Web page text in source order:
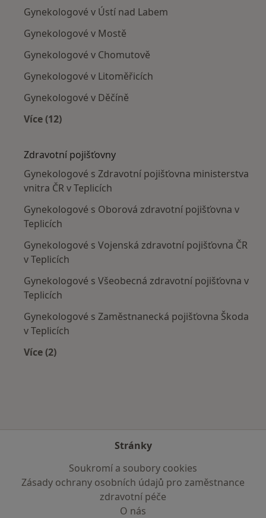
Gynekologové v Ústí nad Labem
Gynekologové v Mostě
Gynekologové v Chomutově
Gynekologové v Litoměřicích
Gynekologové v Děčíně
Více (12)
Zdravotní pojišťovny
Gynekologové s Zdravotní pojišťovna ministerstva
vnitra ČR v Teplicích
Gynekologové s Oborová zdravotní pojišťovna v
Teplicích
Gynekologové s Vojenská zdravotní pojišťovna ČR
v Teplicích
Gynekologové s Všeobecná zdravotní pojišťovna v
Teplicích
Gynekologové s Zaměstnanecká pojišťovna Škoda
v Teplicích
Více (2)
Stránky
Soukromí a soubory cookies
Zásady ochrany osobních údajů pro zaměstnance
zdravotní péče
O nás